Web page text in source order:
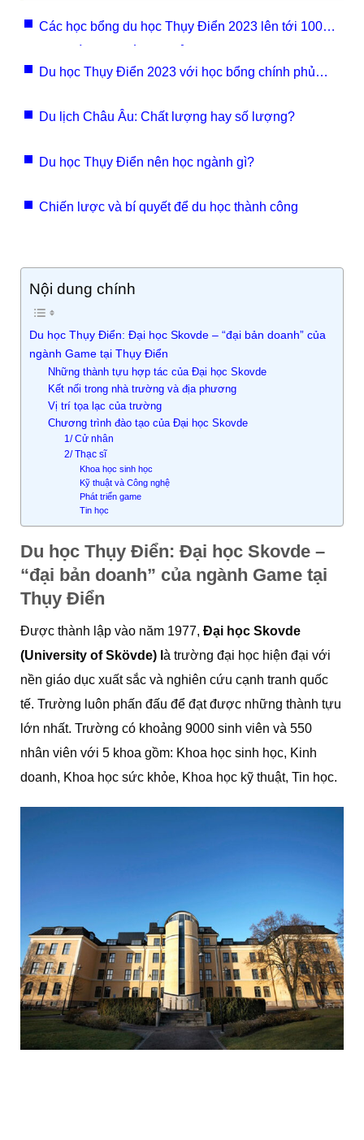
Các học bổng du học Thụy Điển 2023 lên tới 100%
Du học Thụy Điển 2023 với học bổng chính phủ
Du lịch Châu Âu: Chất lượng hay số lượng?
Du học Thụy Điển nên học ngành gì?
Chiến lược và bí quyết để du học thành công
Nội dung chính
Du học Thụy Điển: Đại học Skovde – “đại bản doanh” của
ngành Game tại Thụy Điển
Những thành tựu hợp tác của Đại học Skovde
Kết nối trong nhà trường và địa phương
Vị trí tọa lạc của trường
Chương trình đào tạo của Đại học Skovde
1/ Cử nhân
2/ Thạc sĩ
Khoa học sinh học
Kỹ thuật và Công nghệ
Phát triển game
Tin học
Du học Thụy Điển: Đại học Skovde –
“đại bản doanh” của ngành Game tại
Thụy Điển
Được thành lập vào năm 1977, Đại học Skovde
(University of Skövde) à trường đại học hiện đại với
nền giáo dục xuất sắc và nghiên cứu cạnh tranh quốc
tế. Trường luôn phấn đấu để đạt được những thành tựu
lớn nhất. Trường có khoảng 9000 sinh viên và 550
nhân viên với 5 khoa gồm: Khoa học sinh học, Kinh
doanh, Khoa học sức khỏe, Khoa học kỹ thuật, Tin học.